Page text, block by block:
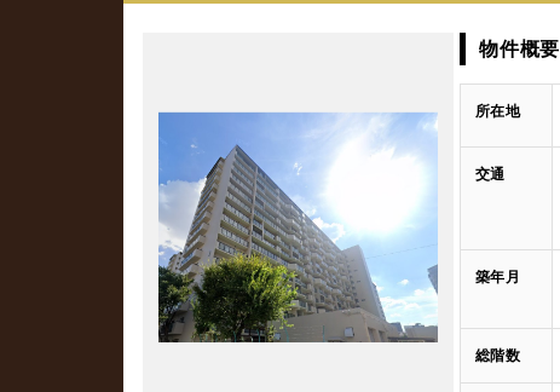
物件概要
所在地
交通
築年月
総階数